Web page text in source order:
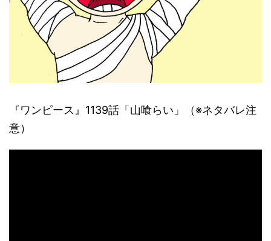
『ワンピース』1139話「山喰らい」（※ネタバレ注
意）